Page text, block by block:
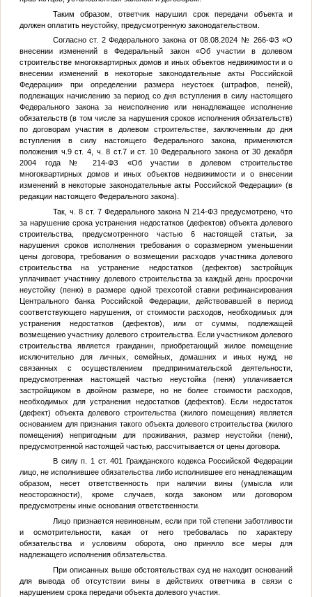
Таким образом, ответчик нарушил срок передачи объекта и
должен оплатить неустойку, предусмотренную законодательством.
Согласно ст. 2 Федерального закона от 08.08.2024 № 266-ФЗ «О
внесении изменений в Федеральный закон «Об участии в долевом
строительстве многоквартирных домов и иных объектов недвижимости и о
внесении изменений в некоторые законодательные акты Российской
Федерации» при определении размера неустоек (штрафов, пеней),
подлежащих начислению за период со дня вступления в силу настоящего
Федерального закона за неисполнение или ненадлежащее исполнение
обязательств (в том числе за нарушения сроков исполнения обязательств)
по договорам участия в долевом строительстве, заключенным до дня
вступления в силу настоящего Федерального закона, применяются
положения ч.9 ст. 4, ч. 8 ст.7 и ст. 10 Федерального закона от 30 декабря
2004 года № 214-ФЗ «Об участии в долевом строительстве
многоквартирных домов и иных объектов недвижимости и о внесении
изменений в некоторые законодательные акты Российской Федерации» (в
редакции настоящего Федерального закона).
Так, ч. 8 ст. 7 Федерального закона N 214-ФЗ предусмотрено, что
за нарушение срока устранения недостатков (дефектов) объекта долевого
строительства, предусмотренного частью 6 настоящей статьи, за
нарушения сроков исполнения требования о соразмерном уменьшении
цены договора, требования о возмещении расходов участника долевого
строительства на устранение недостатков (дефектов) застройщик
уплачивает участнику долевого строительства за каждый день просрочки
неустойку (пеню) в размере одной трехсотой ставки рефинансирования
Центрального банка Российской Федерации, действовавшей в период
соответствующего нарушения, от стоимости расходов, необходимых для
устранения недостатков (дефектов), или от суммы, подлежащей
возмещению участнику долевого строительства. Если участником долевого
строительства является гражданин, приобретающий жилое помещение
исключительно для личных, семейных, домашних и иных нужд, не
связанных с осуществлением предпринимательской деятельности,
предусмотренная настоящей частью неустойка (пеня) уплачивается
застройщиком в двойном размере, но не более стоимости расходов,
необходимых для устранения недостатков (дефектов). Если недостаток
(дефект) объекта долевого строительства (жилого помещения) является
основанием для признания такого объекта долевого строительства (жилого
помещения) непригодным для проживания, размер неустойки (пени),
предусмотренной настоящей частью, рассчитывается от цены договора.
В силу п. 1 ст. 401 Гражданского кодекса Российской Федерации
лицо, не исполнившее обязательства либо исполнившее его ненадлежащим
образом, несет ответственность при наличии вины (умысла или
неосторожности), кроме случаев, когда законом или договором
предусмотрены иные основания ответственности.
Лицо признается невиновным, если при той степени заботливости
и осмотрительности, какая от него требовалась по характеру
обязательства и условиям оборота, оно приняло все меры для
надлежащего исполнения обязательства.
При описанных выше обстоятельствах суд не находит оснований
для вывода об отсутствии вины в действиях ответчика в связи с
нарушением срока передачи объекта долевого участия.